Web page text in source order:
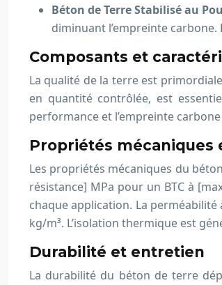
Béton de Terre Stabilisé au
diminuant l’empreinte
Composants et
La qualité de la terre est
en quantité contrôlée, est
performance et l’empreinte
Propriétés mécaniques
Les propriétés mécaniques du
résistance] MPa pour un BTC à
chaque application. La
kg/m³. L’isolation thermique est
Durabilité et entretien
La durabilité du béton de terre